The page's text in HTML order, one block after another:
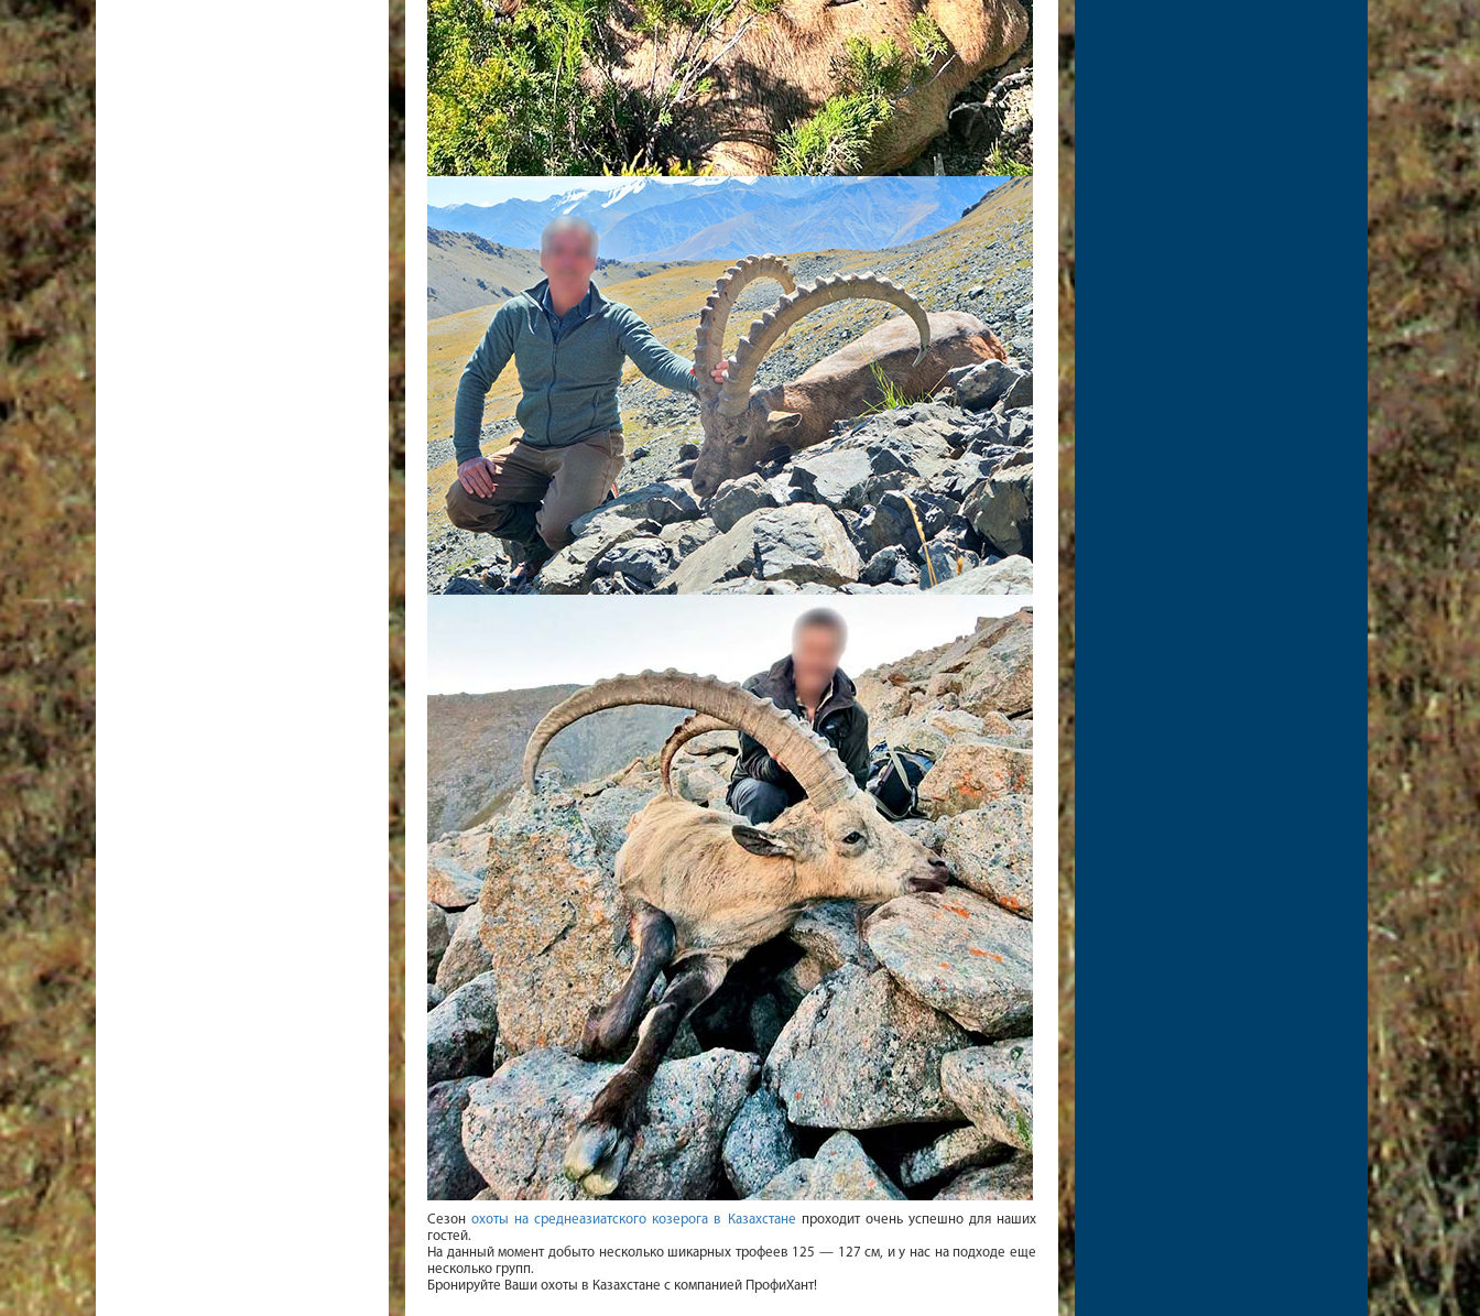
Сезонохоты на среднеазиатского козерога в Казахстане проходит очень успешно для наших
гостей.
На данный момент добыто несколько шикарных трофеев 125 — 127 см, и у нас на подходе еще
несколько групп.
Бронируйте Ваши охоты в Казахстане с компанией ПрофиХант!